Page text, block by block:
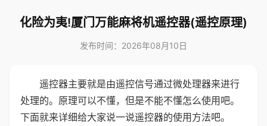
化险为夷!厦门万能麻将机遥控器(遥控原理)
发布时间：2026年08月10日
遥控器主要就是由遥控信号通过微处理器来进行
处理的。原理可以不懂，但是不能不懂怎么使用吧。
下面就来详细给大家说一说遥控器的使用方法吧。